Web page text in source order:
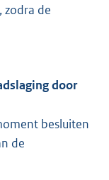
zodra de
door
besluiten
de